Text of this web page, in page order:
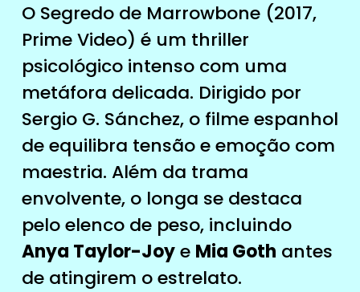
O Segredo de Marrowbone (2017,
Prime Video) é um thriller
psicológico intenso com uma
metáfora delicada. Dirigido por
Sergio G. Sánchez, o filme espanhol
de equilibra tensão e emoção com
maestria. Além da trama
envolvente, o longa se destaca
pelo elenco de peso, incluindo
Anya Taylor-Joye Mia Goth antes
de atingirem o estrelato.